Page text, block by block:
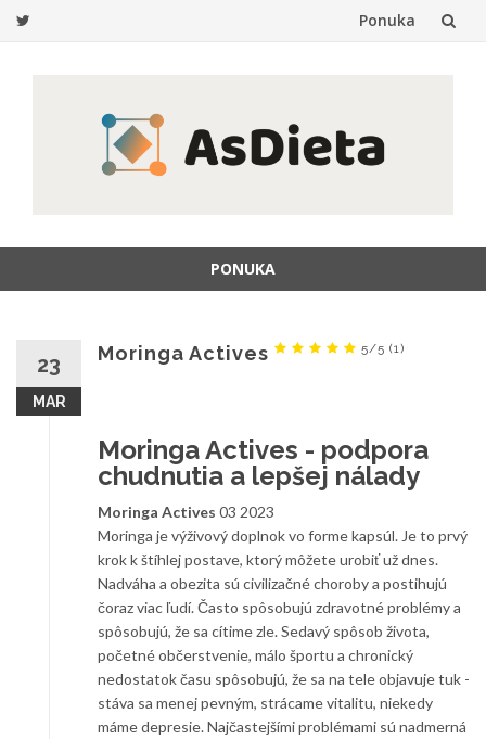
Ponuka
PONUKA
23
MAR
Moringa Actives 5/5 (1)
Moringa Actives - podpora
chudnutia a lepšej nálady
Moringa Actives 03 2023
Moringa je výživový doplnok vo forme kapsúl. Je to prvý
krok k štíhlej postave, ktorý môžete urobiť už dnes.
Nadváha a obezita sú civilizačné choroby a postihujú
čoraz viac ľudí. Často spôsobujú zdravotné problémy a
spôsobujú, že sa cítime zle. Sedavý spôsob života,
početné občerstvenie, málo športu a chronický
nedostatok času spôsobujú, že sa na tele objavuje tuk -
stáva sa menej pevným, strácame vitalitu, niekedy
máme depresie. Najčastejšími problémami sú nadmerná